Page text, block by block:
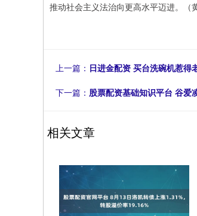
推动社会主义法治向更高水平迈进。（
上一篇： 日进金配资 买台洗碗机惹得
下一篇： 股票配资基础知识平台 谷爱
相关文章